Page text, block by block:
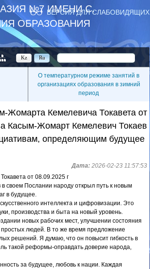
№7 ИМЕНИ С.
ОБРАЗОВАНИЯ
ВЕРСИЯ ДЛЯ СЛАБОВИДЯЩИХ
Ru
Kz
О температурном режиме занятий в
организациях образования в зимний
период
Жомарта Кемелевича Токавета от
Касым-Жомарт Кемелевич Токаев
определяющим будущее
Дата: 2026-02-23 11:57:53
от 08.09.2025 г
своем Послании народу открыл путь к новым
в будущее.
интеллекта и цифровизации. Это
производства и быта на новый уровень.
новых рабочих мест, улучшении состояния
людей. В то же время предложение
решений. Я думаю, что он повысит гибкость в
такой реформы-оправдать доверие народа,
за будущее, любовь к нации. Каждая